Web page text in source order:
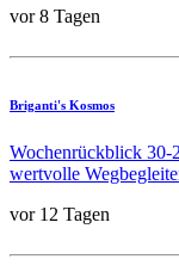
vor 8 Tagen
Briganti's Kosmos
Wochenrückblick 30-
wertvolle
vor 12 Tagen